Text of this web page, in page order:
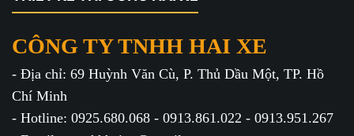
CÔNG TY TNHH HAI XE
- Địa chỉ: 69 Huỳnh Văn Cù, P. Thủ Dầu Một, TP. Hồ
Chí Minh
- Hotline: 0925.680.068 - 0913.861.022 - 0913.951.267